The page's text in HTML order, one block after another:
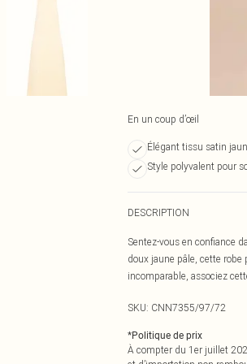
En un coup d’œil
Élégant tissu satin
Style polyvalent pour
DESCRIPTION
Sentez-vous en confiance
doux jaune pâle, cette
incomparable, associez
SKU: CNN7355/97/72
*Politique de prix
À compter du 1er juillet